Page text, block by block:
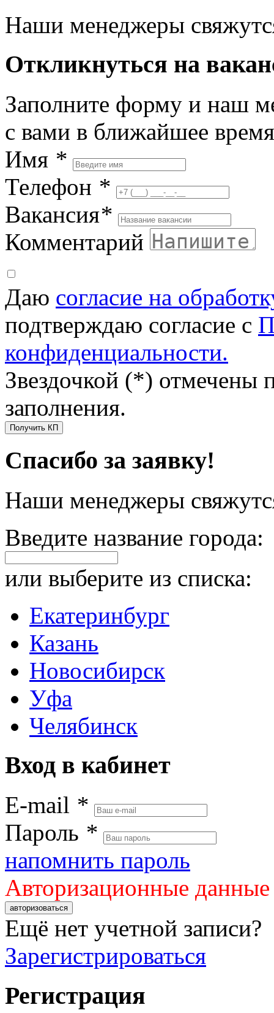
Наши менеджеры
Откликнуться на
Заполните форму и наш
с вами в ближайшее время
Имя *
Телефон *
Вакансия*
Комментарий
Даю согласие на
подтверждаю согласие с
конфиденциальности.
Звездочкой (*) отмечены
заполнения.
Получить КП
Спасибо за заявку!
Наши менеджеры
Введите название города:
или выберите из списка:
Екатеринбург
Казань
Новосибирск
Уфа
Челябинск
Вход в кабинет
E-mail *
Пароль *
напомнить пароль
Авторизационные
авторизоваться
Ещё нет учетной записи?
Зарегистрироваться
Регистрация